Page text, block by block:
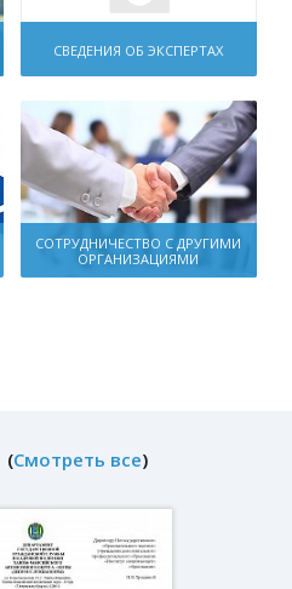
СВЕДЕНИЯ ОБ ЭКСПЕРТАХ
СОТРУДНИЧЕСТВО С ДРУГИМИ
ОРГАНИЗАЦИЯМИ
(Смотреть все)